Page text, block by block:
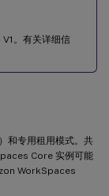
。有关详细信
和专用租用模式。共
Core 实例可能
WorkSpaces